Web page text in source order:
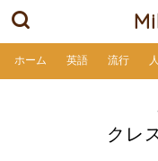
ホーム 英語 流行
クレ